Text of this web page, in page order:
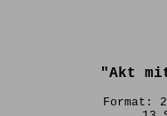
"Akt
Format: